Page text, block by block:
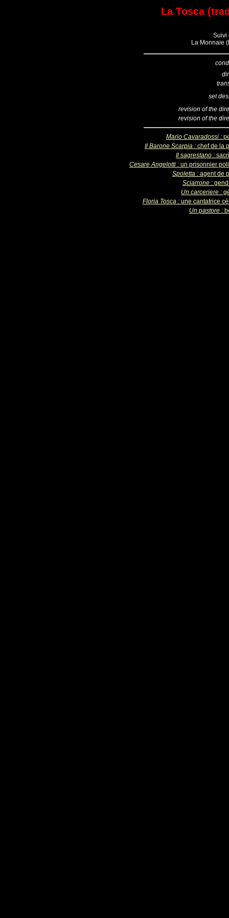
La Tosca
Suivi
La Monnaie
set
revision of the
revision of the
Mario Cavaradossi :
Il Barone Scarpia : chef de la
Il sagrestano :
Cesare Angelotti : un prisonnier
Spoletta : agent de
Sciarrone :
Un carceriere :
Floria Tosca : une cantatrice
Un pastore :